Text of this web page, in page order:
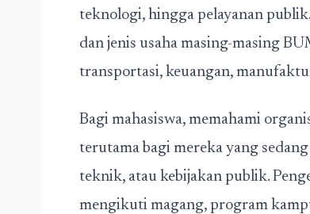
teknologi, hingga pelayanan
dan jenis usaha masing-masing
transportasi, keuangan,
Bagi mahasiswa, memahami
terutama bagi mereka yang
teknik, atau kebijakan publik.
mengikuti magang, program